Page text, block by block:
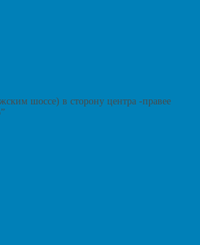
шоссе) в сторону центра -правее